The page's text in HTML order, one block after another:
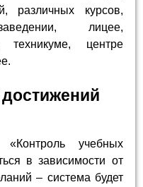
различных курсов,
лицее,
техникуме, центре
«Контроль учебных
в зависимости от
– система будет